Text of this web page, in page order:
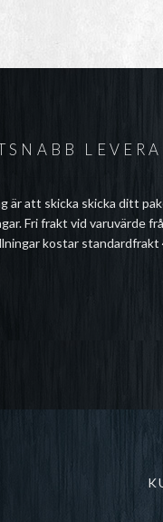
är att skicka skicka ditt
Fri frakt vid varuvärde
kostar standardfrakt